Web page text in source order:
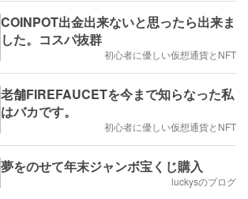
COINPOT出金出来ないと思ったら出来ま
した。コスパ抜群
初心者に優しい仮想通貨とNFT
老舗FIREFAUCETを今まで知らなった私
はバカです。
初心者に優しい仮想通貨とNFT
夢をのせて年末ジャンボ宝くじ購入
luckysのブログ